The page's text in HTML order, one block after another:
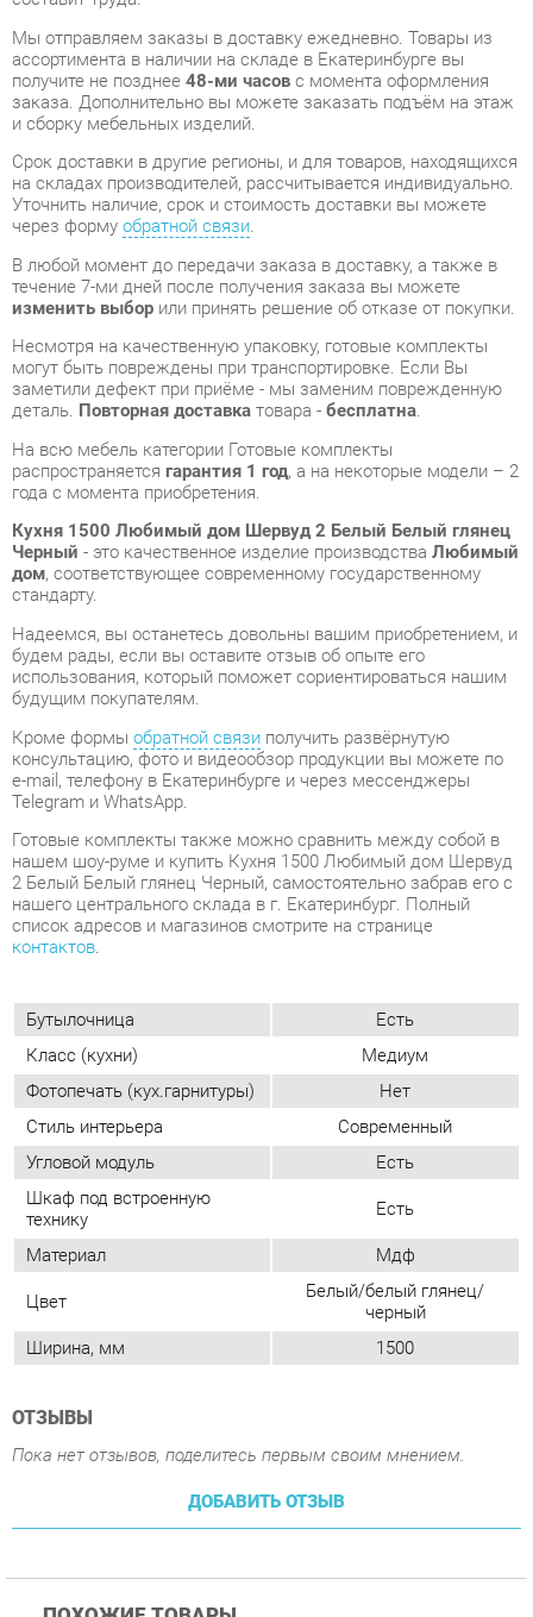
и сборку мебельных изделий.
Срок доставки в другие регионы, и для товаров, находящихся
на складах производителей, рассчитывается индивидуально.
Уточнить наличие, срок и стоимость доставки вы можете
через формуобратной связи.
течение 7-ми дней после получения заказа вы можете
изменить выборили принять решение об отказе от покупки.
Несмотря на качественную упаковку, готовые комплекты
заметили дефект при приёме - мы заменим поврежденную
деталь.Повторная доставкатовара -бесплатна.
На всю мебель категории Готовые комплекты
распространяетсягарантия 1 год, а на некоторые модели – 2
года с момента приобретения.
Кухня 1500 Любимый дом Шервуд 2 Белый Белый глянец
Черный - это качественное изделие производстваЛюбимый
дом, соответствующее современному государственному
стандарту.
Надеемся, вы останетесь довольны вашим приобретением, и
будем рады, если вы оставите отзыв об опыте его
использования, который поможет сориентироваться нашим
будущим покупателям.
Кроме формы
консультацию, фото и видеообзор продукции вы можете по
e-mail, телефону в Екатеринбурге и через мессенджеры
Telegram и WhatsApp.
Готовые комплекты также можно сравнить между собой в
2 Белый Белый глянец Черный, самостоятельно забрав его с
нашего центрального склада в г. Екатеринбург. Полный
список адресов и магазинов смотрите на странице
контактов.
Бутылочница
Есть
Класс (кухни)
Медиум
Фотопечать (кух.гарнитуры)
Нет
Угловой модуль
Есть
Шкаф под встроенную
технику Есть
Материал Мдф
Цвет
Белый/белый глянец/
черный
Ширина, мм
1500
ОТЗЫВЫ
Пока нет отзывов, поделитесь первым своим мнением.
ДОБАВИТЬ ОТЗЫВ